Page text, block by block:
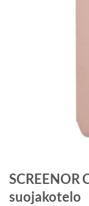
SCREENOR
suojakotelo